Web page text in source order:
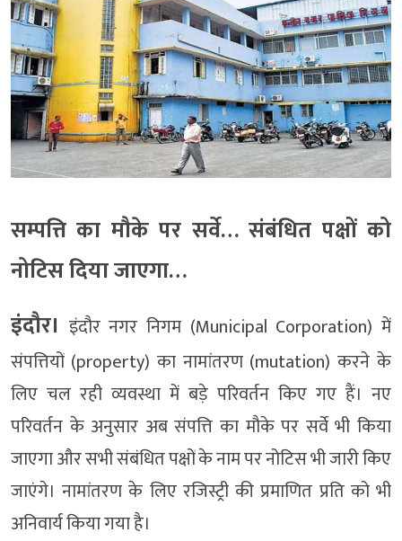
सम्पत्ति का मौके पर सर्वे… संबंधित पक्षों को
नोटिस दिया जाएगा…
इंदौर। इंदौर नगर निगम (Municipal Corporation) में
संपत्तियों (property) का नामांतरण (mutation) करने के
लिए चल रही व्यवस्था में बड़े परिवर्तन किए गए हैं। नए
परिवर्तन के अनुसार अब संपत्ति का मौके पर सर्वे भी किया
जाएगा और सभी संबंधित पक्षों के नाम पर नोटिस भी जारी किए
जाएंगे। नामांतरण के लिए रजिस्ट्री की प्रमाणित प्रति को भी
अनिवार्य किया गया है।